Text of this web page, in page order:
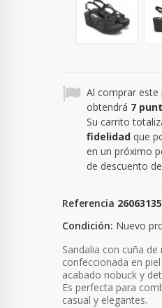
Al comprar
obtendrá 7
Su carrito
fidelidad que
en un próximo
de descuento de
Referencia 26063135
Condición: Nuevo
Sandalia con cuña de
confeccionada en
acabado nobuck y
Es perfecta para
casual y elegantes.